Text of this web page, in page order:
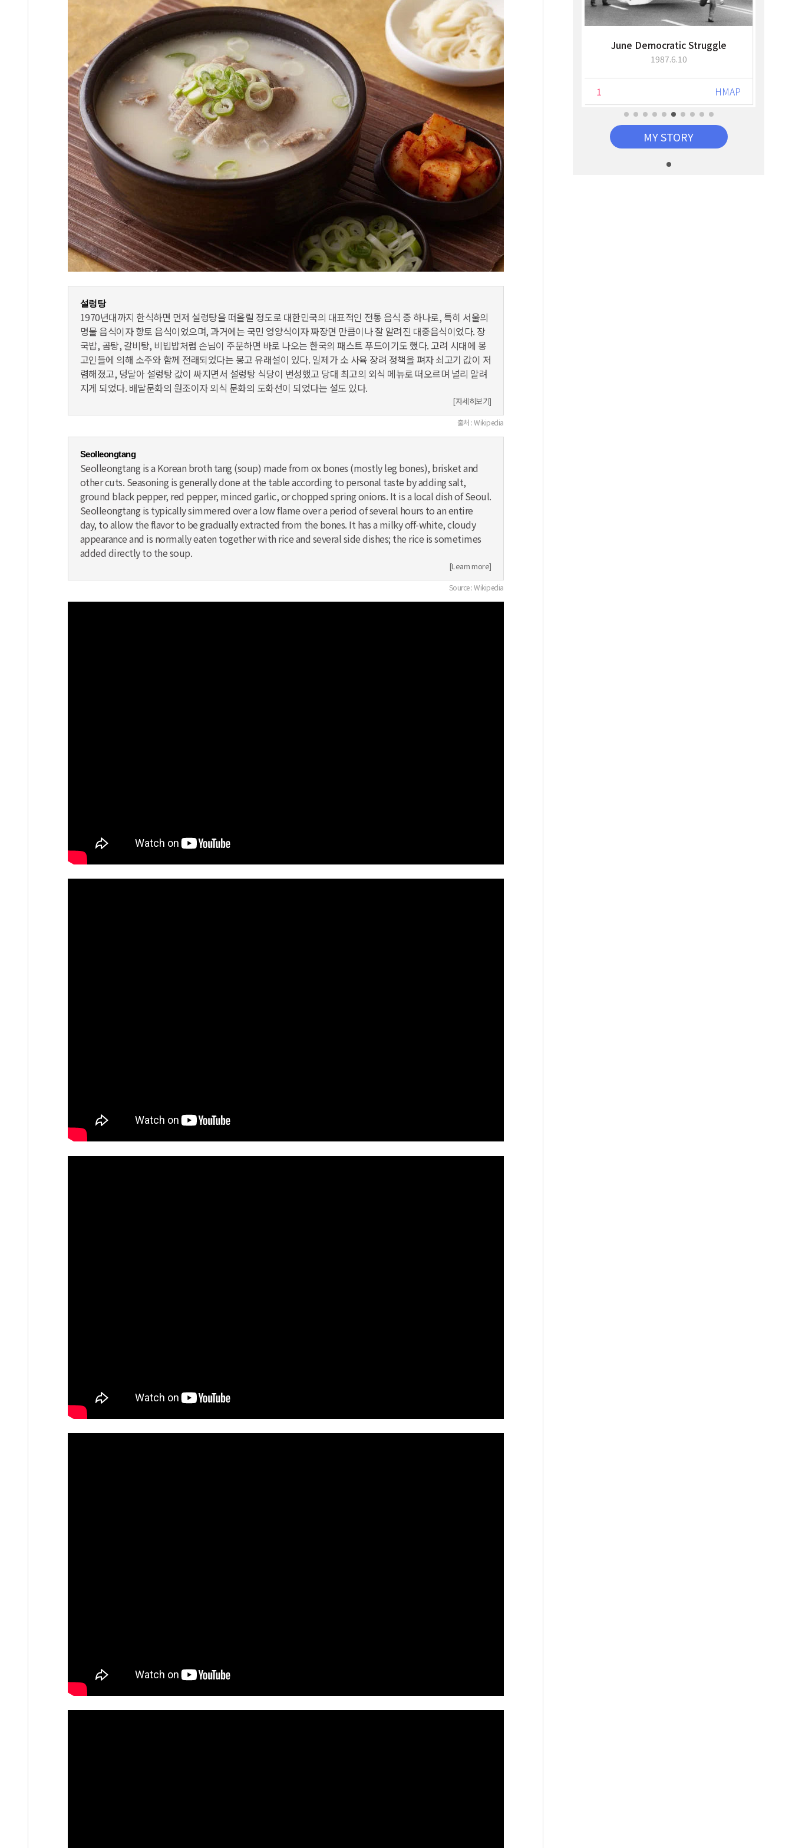
설렁탕
1970년대까지 한식하면 먼저 설렁탕을 떠올릴 정도로 대한민국의 대표적인 전통 음식 중 하나로, 특히 서울의
명물 음식이자 향토 음식이었으며, 과거에는 국민 영양식이자 짜장면 만큼이나 잘 알려진 대중음식이었다. 장
국밥, 곰탕, 갈비탕, 비빕밥처럼 손님이 주문하면 바로 나오는 한국의 패스트 푸드이기도 했다. 고려 시대에 몽
고인들에 의해 소주와 함께 전래되었다는 몽고 유래설이 있다. 일제가 소 사육 장려 정책을 펴자 쇠고기 값이 저
렴해졌고, 덩달아 설렁탕 값이 싸지면서 설렁탕 식당이 번성했고 당대 최고의 외식 메뉴로 떠오르며 널리 알려
지게 되었다. 배달문화의 원조이자 외식 문화의 도화선이 되었다는 설도 있다.
[자세히보기]
출처 : Wikipedia
Seolleongtang
Seolleongtang is a Korean broth tang (soup) made from ox bones (mostly leg bones), brisket and
other cuts. Seasoning is generally done at the table according to personal taste by adding salt,
ground black pepper, red pepper, minced garlic, or chopped spring onions. It is a local dish of Seoul.
Seolleongtang is typically simmered over a low flame over a period of several hours to an entire
day, to allow the flavor to be gradually extracted from the bones. It has a milky off-white, cloudy
appearance and is normally eaten together with rice and several side dishes; the rice is sometimes
added directly to the soup.
[Learn more]
Source : Wikipedia
Ju Sigyeong
周時經 (1876-1914)
HMAP
Coup detat of December..
1979.12.12
0 HMAP
Han Kang
1970-
0
June Democratic Struggle
1987.6.10
1 HMAP
MY STORY